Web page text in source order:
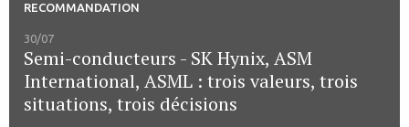
RECOMMANDATION
30/07
Semi-conducteurs - SK Hynix, ASM
International, ASML : trois valeurs, trois
situations, trois décisions